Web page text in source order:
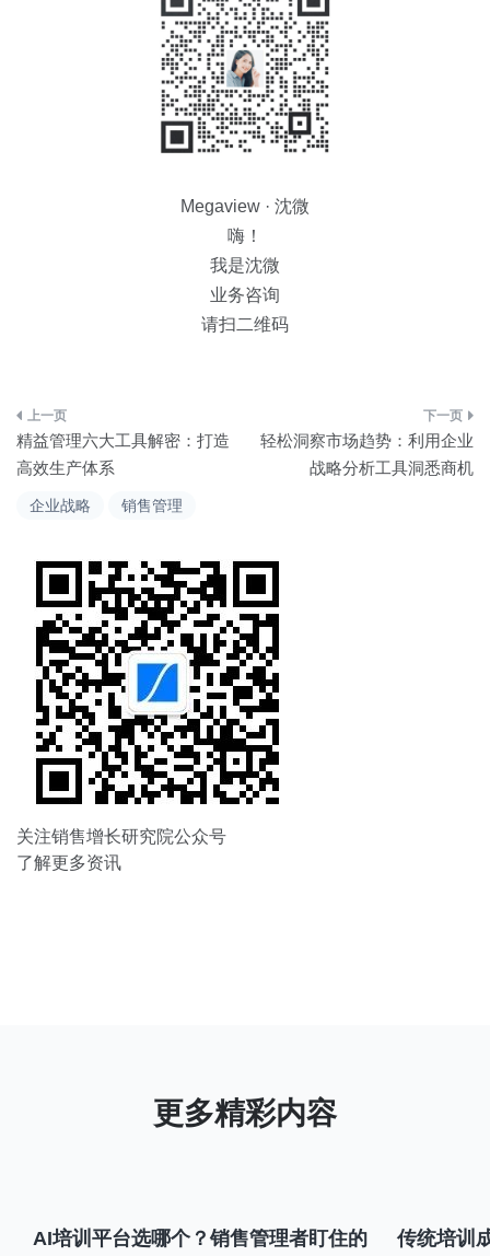
企业战略 销售管理
Megaview · 沈微
嗨！
我是沈微
业务咨询
请扫二维码
文
章
导
航
精益管理六大工具解密：打造
高效生产体系
轻松洞察市场趋势：利用企业
战略分析工具洞悉商机
关注销售增长研究院公众号
了解更多资讯
AI培训平台选哪个？销售管理者盯住的
传统培训